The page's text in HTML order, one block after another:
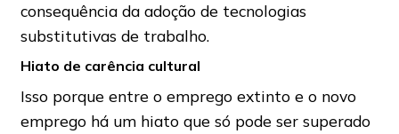
consequência da adoção de tecnologias
substitutivas de trabalho.
Hiato de carência cultural
Isso porque entre o emprego extinto e o novo
emprego há um hiato que só pode ser superado